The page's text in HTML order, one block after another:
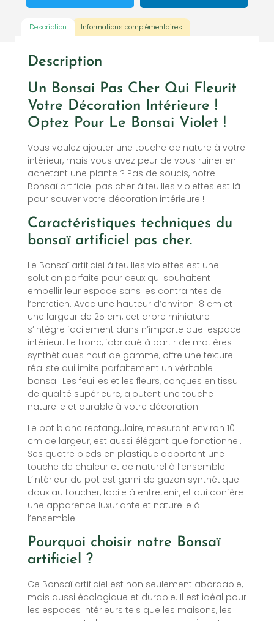
Description Informations complémentaires
Description
Un Bonsai Pas Cher Qui Fleurit
Votre Décoration Intérieure !
Optez Pour Le Bonsai Violet !
Vous voulez ajouter une touche de nature à votre
intérieur, mais vous avez peur de vous ruiner en
achetant une plante ? Pas de soucis, notre
Bonsaï artificiel pas cher à feuilles violettes est là
pour sauver votre décoration intérieure !
Caractéristiques techniques du
bonsaï artificiel pas cher.
Le Bonsaï artificiel à feuilles violettes est une
solution parfaite pour ceux qui souhaitent
embellir leur espace sans les contraintes de
l’entretien. Avec une hauteur d’environ 18 cm et
une largeur de 25 cm, cet arbre miniature
s’intègre facilement dans n’importe quel espace
intérieur. Le tronc, fabriqué à partir de matières
synthétiques haut de gamme, offre une texture
réaliste qui imite parfaitement un véritable
bonsaï. Les feuilles et les fleurs, conçues en tissu
de qualité supérieure, ajoutent une touche
naturelle et durable à votre décoration.
Le pot blanc rectangulaire, mesurant environ 10
cm de largeur, est aussi élégant que fonctionnel.
Ses quatre pieds en plastique apportent une
touche de chaleur et de naturel à l’ensemble.
L’intérieur du pot est garni de gazon synthétique
doux au toucher, facile à entretenir, et qui confère
une apparence luxuriante et naturelle à
l’ensemble.
Pourquoi choisir notre Bonsaï
artificiel ?
Ce Bonsaï artificiel est non seulement abordable,
mais aussi écologique et durable. Il est idéal pour
les espaces intérieurs tels que les maisons, les